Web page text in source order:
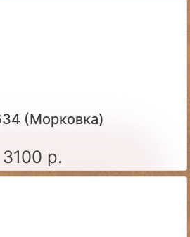
(Морковка)
3100 р.